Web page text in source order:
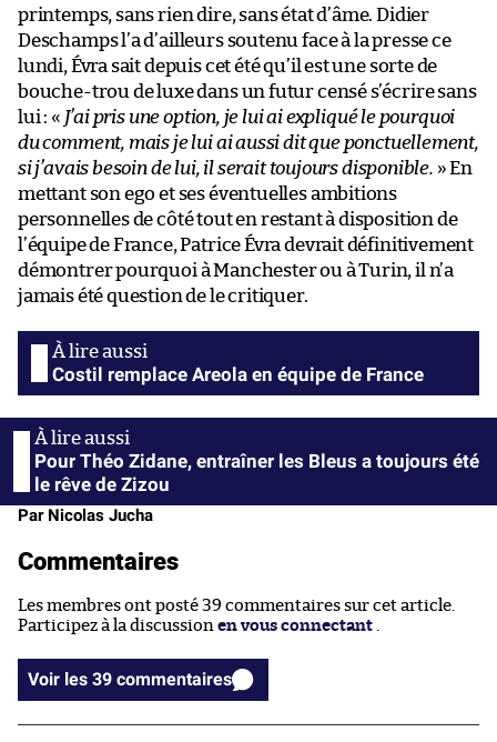
printemps, sans rien dire, sans état d’âme. Didier
Deschamps l’a d’ailleurs soutenu face à la presse ce
lundi, Évra sait depuis cet été qu’il est une sorte de
bouche-trou de luxe dans un futur censé s’écrire sans
lui : « J’ai pris une option, je lui ai expliqué le pourquoi
du comment, mais je lui ai aussi dit que ponctuellement,
si j’avais besoin de lui, il serait toujours disponible. » En
mettant son ego et ses éventuelles ambitions
personnelles de côté tout en restant à disposition de
l’équipe de France, Patrice Évra devrait définitivement
démontrer pourquoi à Manchester ou à Turin, il n’a
jamais été question de le critiquer.
Costil remplace Areola en équipe de France
Pour Théo Zidane, entraîner les Bleus a toujours été
le rêve de Zizou
Par Nicolas Jucha
Commentaires
Les membres ont posté 39 commentaires sur cet article.
Participez à la discussion en vous connectant
Voir les 39 commentaires